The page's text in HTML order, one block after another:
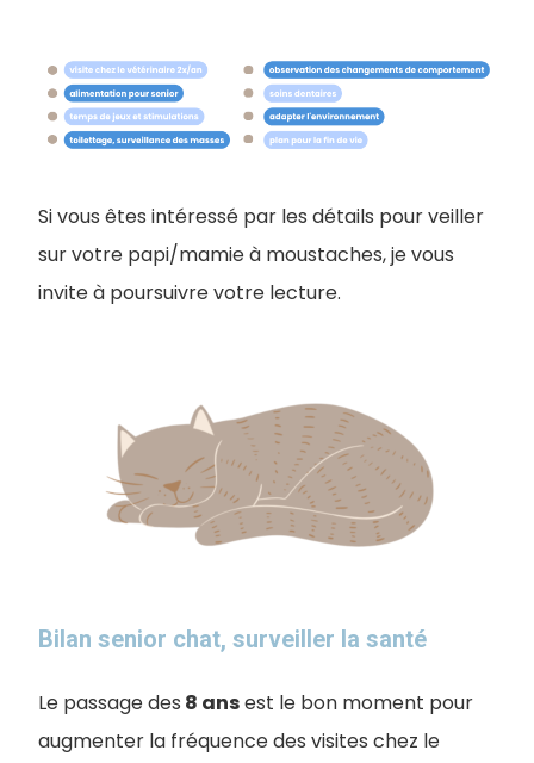
Si vous êtes intéressé par les détails pour veiller
sur votre papi/mamie à moustaches, je vous
invite à poursuivre votre lecture.
Bilan senior chat, surveiller la santé
Le passage des 8 ansest le bon moment pour
augmenter la fréquence des visites chez le